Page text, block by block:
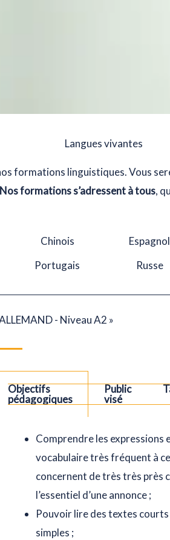
Langues vivantes
formations linguistiques. Vous
Nos formations s’adressent à tous,
Chinois
Portugais
Espagnol
Russe
- Niveau A2 »
Objectifs
pédagogiques
Public
visé
Comprendre les expressions
vocabulaire très fréquent à
concernent de très très près
l’essentiel d’une annonce ;
Pouvoir lire des textes
simples ;